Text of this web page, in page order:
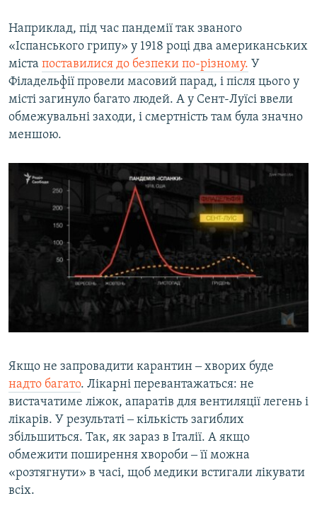
Наприклад, під час пандемії так званого
«Іспанського грипу» у 1918 році два американських
міста поставилися до безпеки по-різному. У
Філадельфії провели масовий парад, і після цього у
місті загинуло багато людей. А у Сент-Луїсі ввели
обмежувальні заходи, і смертність там була значно
меншою.
Якщо не запровадити карантин ‒ хворих буде
надто багато. Лікарні перевантажаться: не
вистачатиме ліжок, апаратів для вентиляції легень і
лікарів. У результаті ‒ кількість загиблих
збільшиться. Так, як зараз в Італії. А якщо
обмежити поширення хвороби ‒ її можна
«розтягнути» в часі, щоб медики встигали лікувати
всіх.